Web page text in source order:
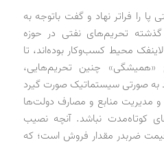
پا را فراتر نهاد و گفت باتوجه به
بیش از 15 سال گذشته تحریم‌های نفتی در حوزه
محیط کسب‌وکار بوده‌اند، تا
«همیشگی» چنین تحریم‌هایی،
به صورتی سیستماتیک صورت گیرد
و مدیریت منابع و مصارف دولت‌ها
کوتاه‌مدت نباشد. آنچه نصیب
ضربدر مقدار فروش است؛ که